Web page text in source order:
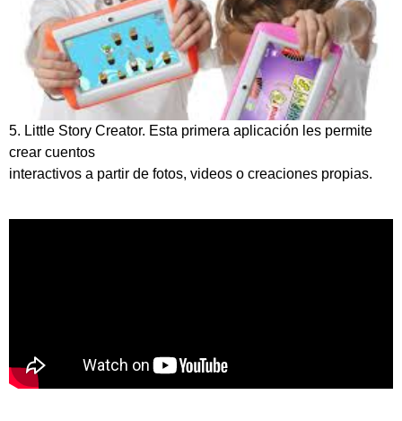
5. Little Story Creator. Esta primera aplicación les permite
crear cuentos
interactivos a partir de fotos, videos o creaciones propias.